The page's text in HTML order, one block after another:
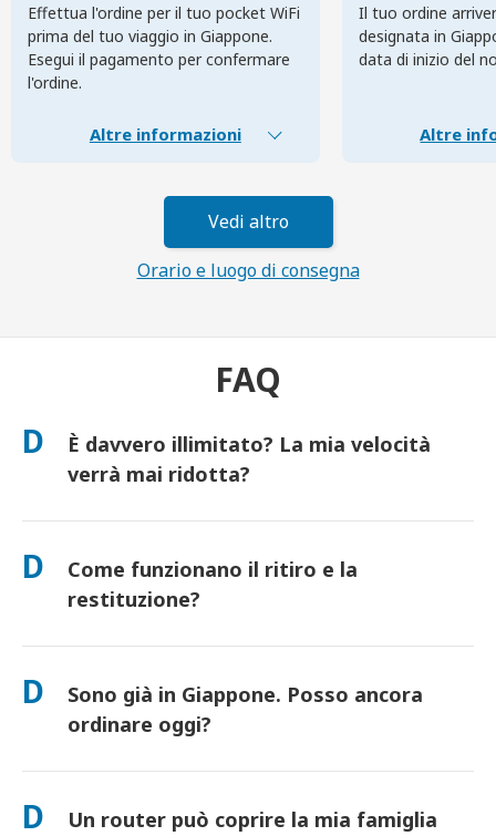
Effettua l'ordine per il tuo pocket WiFi
prima del tuo viaggio in Giappone.
Esegui il pagamento per confermare
l'ordine.
Altre informazioni
Il tuo ordine
designata in
data di inizio del
Altre
Vedi altro
Orario e luogo di consegna
FAQ
D
È davvero illimitato? La mia velocità
verrà mai ridotta?
Sì. È davvero illimitato e non applichiamo limiti di Fair Usage
tutti i dati che desideri, tutto il giorno. (Come ogni rete
mobile, la congestione temporanea dell'operatore può influire
sulla velocità). Se dovesse mai verificarsi una riduzione di
D
Come funzionano il ritiro e la
restituzione?
Ritira presso i principali aeroporti o scegli la consegna in
busta di reso prepagata: basta imbucarla in qualsiasi cassetta
postale in Giappone. Nessuna documentazione, nessuna fila
allo sportello.
D
Sono già in Giappone. Posso ancora
ordinare oggi?
Sì. È disponibile il ritiro in aeroporto in giornata. Per la
successivo. Se non sei sicuro, contattaci e confermeremo
D
Un router può coprire la mia famiglia